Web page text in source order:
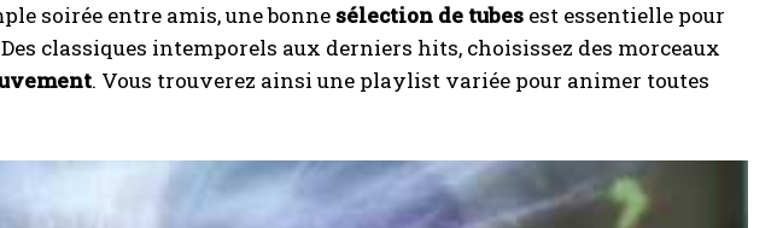
soirée entre amis, une bonne sélection de tubes est essentielle pour
classiques intemporels aux derniers hits, choisissez des morceaux
. Vous trouverez ainsi une playlist variée pour animer toutes